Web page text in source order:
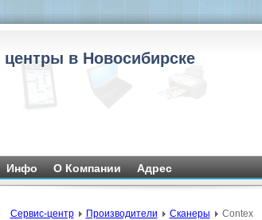
в Новосибирске
Инфо О Компании Адрес
Сервис-центр Производители Сканеры Contex